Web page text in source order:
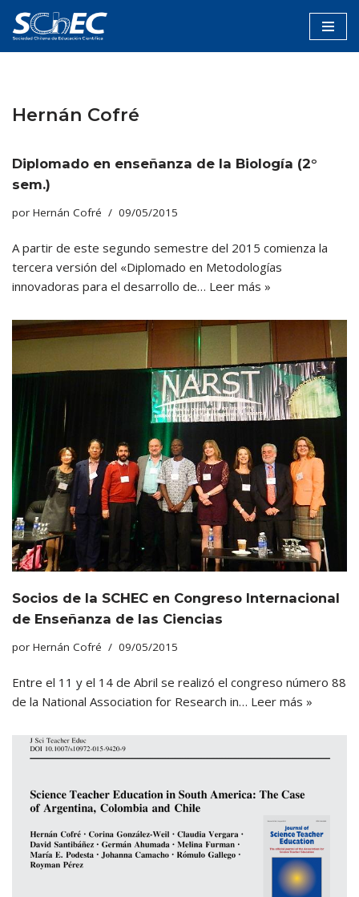
Saltar
Hernán Cofré
Diplomado en enseñanza de la Biología (2°
sem.)
por Hernán Cofré 09/05/2015
A partir de este segundo semestre del 2015 comienza la
tercera versión del «Diplomado en Metodologías
innovadoras para el desarrollo de… Leer más »
Socios de la SCHEC en Congreso Internacional
de Enseñanza de las Ciencias
por Hernán Cofré 09/05/2015
Entre el 11 y el 14 de Abril se realizó el congreso número 88
de la National Association for Research in… Leer más »